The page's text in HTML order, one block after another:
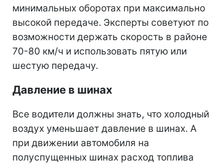
минимальных оборотах при максимально
высокой передаче. Эксперты советуют по
возможности держать скорость в районе
70-80 км/ч и использовать пятую или
шестую передачу.
Давление в шинах
Все водители должны знать, что холодный
воздух уменьшает давление в шинах. А
при движении автомобиля на
полуспущенных шинах расход топлива